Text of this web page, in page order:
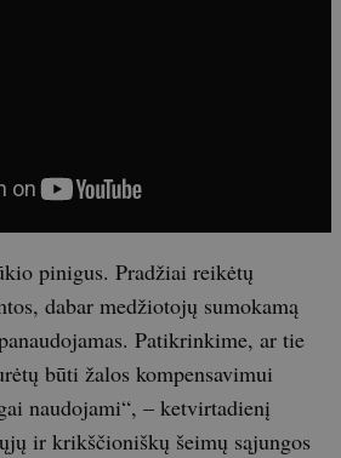
pinigus. Pradžiai reikėtų
dabar medžiotojų sumokamą
Patikrinkime, ar tie
būti žalos kompensavimui
naudojami“, – ketvirtadienį
ir krikščioniškų šeimų sąjungos